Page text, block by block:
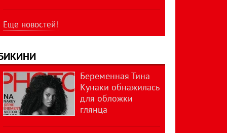
Еще новостей!
Беременная Тина
Кунаки обнажилась
для обложки
глянца